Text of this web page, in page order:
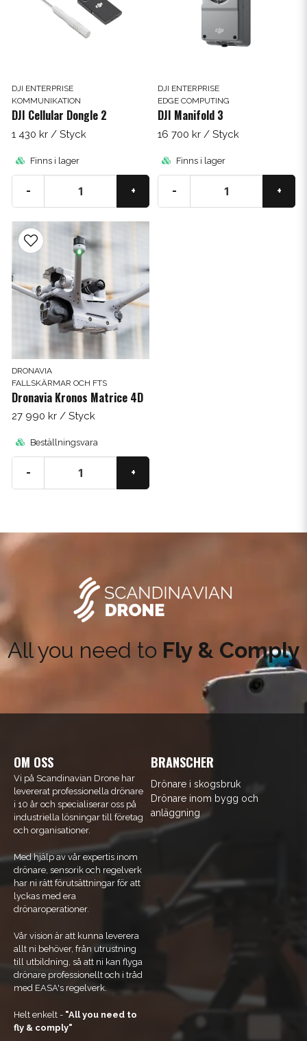
DJI ENTERPRISE
KOMMUNIKATION
DJI Cellular Dongle 2
1 430 kr / Styck
Finns i lager
- +
DJI ENTERPRISE
EDGE COMPUTING
DJI Manifold 3
16 700 kr / Styck
Finns i lager
- +
DRONAVIA
FALLSKÄRMAR OCH FTS
Dronavia Kronos Matrice 4D
27 990 kr / Styck
Beställningsvara
- +
Få 5% rabatt
nyheter. Ange din e-postadress nedan för att få en
rabattkod på ditt nästa köp.
Mejladress
All you need to Fly & Comply
OM OSS
Vi på Scandinavian Drone har
levererat professionella drönare
i 10 år och specialiserar oss på
industriella lösningar till företag
och organisationer.
Med hjälp av vår expertis inom
drönare, sensorik och regelverk
har ni rätt förutsättningar för att
lyckas med era
drönaroperationer.
Vår vision är att kunna leverera
allt ni behöver, från utrustning
till utbildning, så att ni kan flyga
drönare professionellt och i tråd
med EASA's regelverk.
Helt enkelt - "All you need to
fly & comply"
BRANSCHER
Drönare i skogsbruk
Drönare inom bygg och
anläggning